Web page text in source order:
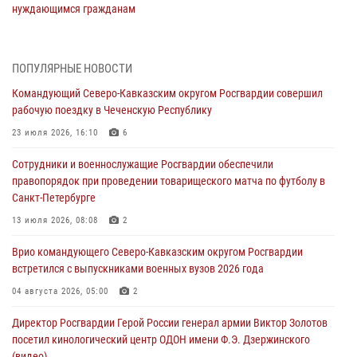
нуждающимся гражданам
В Центральных регионах России продолжается ведомственная
09 августа 2026, 08:00
В Чеченской Республике пожарные расчеты Росгвардии и МЧС
09 августа 2026, 08:00
В Кузбассе росгвардейцы помогли вернуть горожанке пропавшую
мать
Лучшие футбольные команды Южного округа Росгвардии
определили на Кубани
ПОПУЛЯРНЫЕ НОВОСТИ
Командующий Северо-Кавказским округом Росгвардии совершил
рабочую поездку в Чеченскую Республику
23 июля 2026, 16:10 6
Сотрудники и военнослужащие Росгвардии обеспечили
правопорядок при проведении товарищеского матча по футболу в
Санкт-Петербурге
13 июля 2026, 08:08 2
Врио командующего Северо-Кавказским округом Росгвардии
встретился с выпускниками военных вузов 2026 года
04 августа 2026, 05:00 2
Директор Росгвардии Герой России генерал армии Виктор Золотов
посетил кинологический центр ОДОН имени Ф.Э. Дзержинского